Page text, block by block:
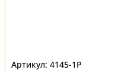
4145-1P